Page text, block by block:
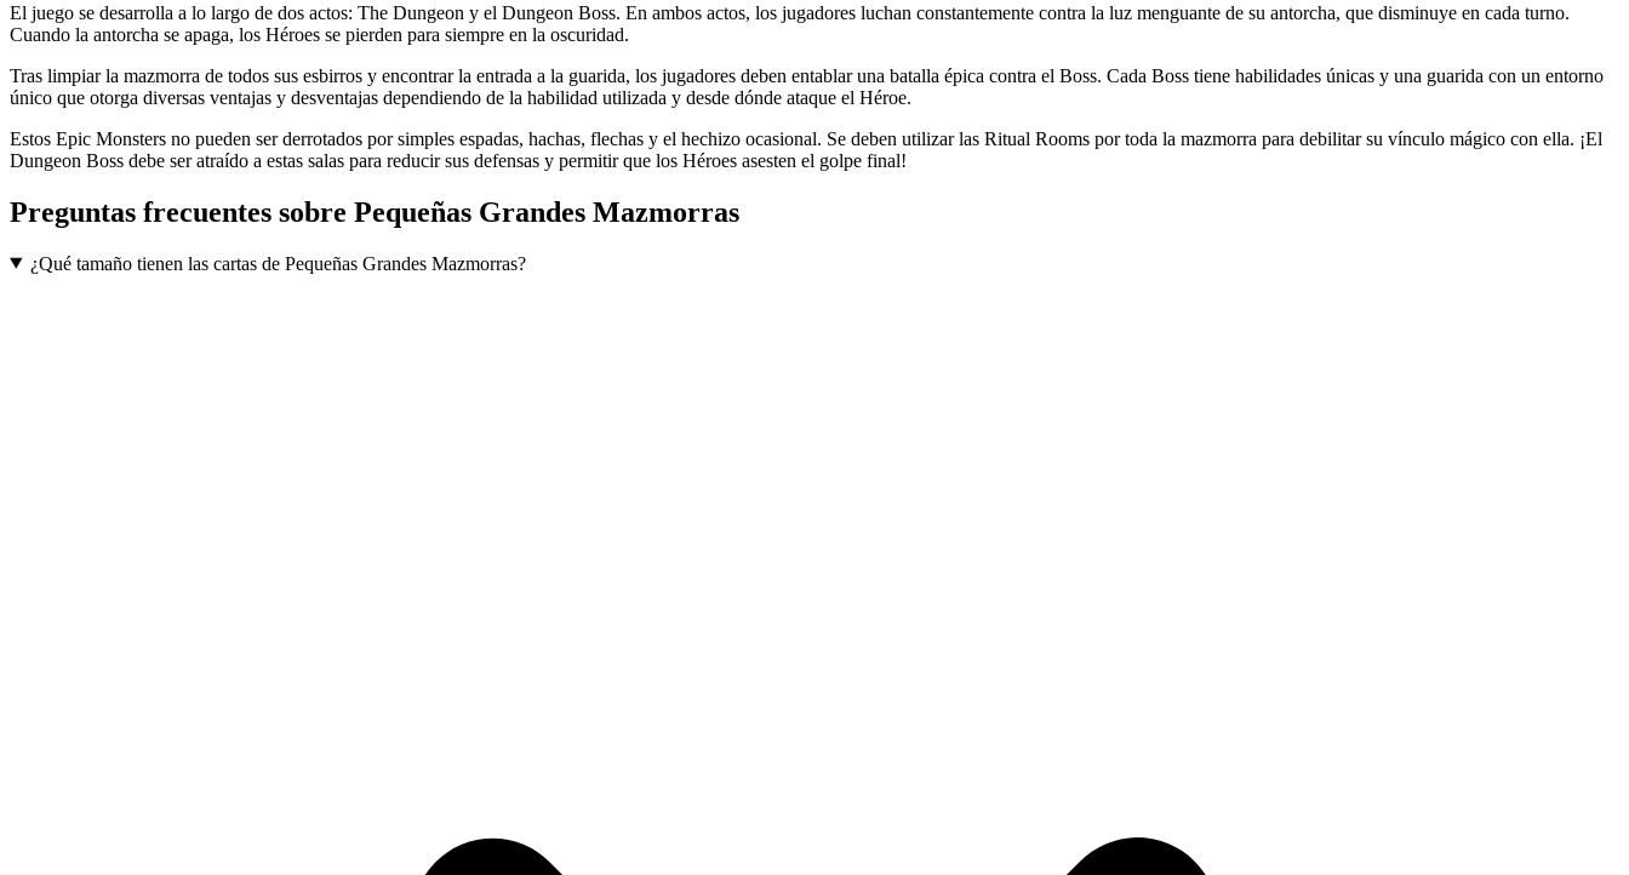
El juego se desarrolla a lo largo de dos actos: The Dungeon y el Dungeon Boss. En ambos actos, los jugadores luchan constantemente contra la luz menguante de su antorcha, que disminuye en cada turno.
Cuando la antorcha se apaga, los Héroes se pierden para siempre en la oscuridad.
Tras limpiar la mazmorra de todos sus esbirros y encontrar la entrada a la guarida, los jugadores deben entablar una batalla épica contra el Boss. Cada Boss tiene habilidades únicas y una guarida con un entorno
único que otorga diversas ventajas y desventajas dependiendo de la habilidad utilizada y desde dónde ataque el Héroe.
Estos Epic Monsters no pueden ser derrotados por simples espadas, hachas, flechas y el hechizo ocasional. Se deben utilizar las Ritual Rooms por toda la mazmorra para debilitar su vínculo mágico con ella. ¡El
Dungeon Boss debe ser atraído a estas salas para reducir sus defensas y permitir que los Héroes asesten el golpe final!
Preguntas frecuentes sobre Pequeñas Grandes Mazmorras
¿Qué tamaño tienen las cartas de Pequeñas Grandes Mazmorras?